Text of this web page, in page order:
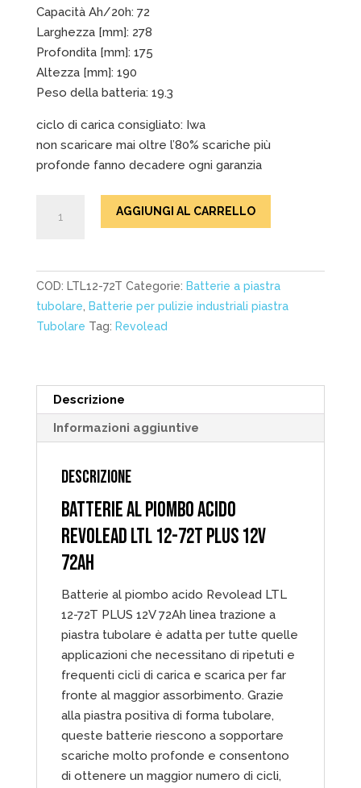
Capacità Ah/20h: 72
Larghezza [mm]: 278
Profondita [mm]: 175
Altezza [mm]: 190
Peso della batteria: 19.3
ciclo di carica consigliato: Iwa
non scaricare mai oltre l’80% scariche più
profonde fanno decadere ogni garanzia
Revolead
LTL
12-
12V
72Ah
quantità
AGGIUNGI AL CARRELLO
COD: LTL12-72T Categorie: Batterie a piastra
tubolare
Batterie per pulizie industriali piastra
Tubolare Tag: Revolead
Descrizione
Informazioni aggiuntive
DESCRIZIONE
BATTERIE AL PIOMBO ACIDO
REVOLEAD LTL 12-72T PLUS 12V
72AH
Batterie al piombo acido Revolead LTL
12-72T PLUS 12V 72Ah linea trazione a
piastra tubolare è adatta per tutte quelle
applicazioni che necessitano di ripetuti e
frequenti cicli di carica e scarica per far
fronte al maggior assorbimento. Grazie
alla piastra positiva di forma tubolare,
queste batterie riescono a sopportare
scariche molto profonde e consentono
di ottenere un maggior numero di cicli,